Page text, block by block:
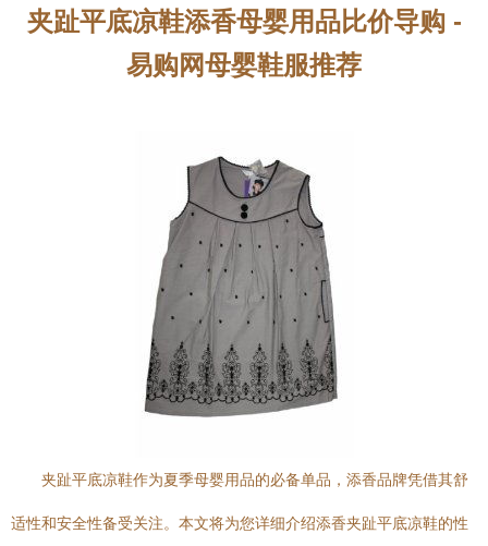
夹趾平底凉鞋添香母婴用品比价导购 -
易购网母婴鞋服推荐
夹趾平底凉鞋作为夏季母婴用品的必备单品，添香品牌凭借其舒
适性和安全性备受关注。本文将为您详细介绍添香夹趾平底凉鞋的性